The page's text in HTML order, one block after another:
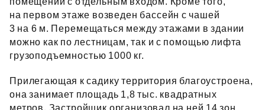
на первом этаже возведен бассейн с чашей
3 на 6 м. Перемещаться между этажами в здании
можно как по лестницам, так и с помощью лифта
грузоподъемностью 1000 кг.
Прилегающая к садику территория благоустроена,
она занимает площадь 1,8 тыс. квадратных
метров. Застройщик организовал на ней 14 зон